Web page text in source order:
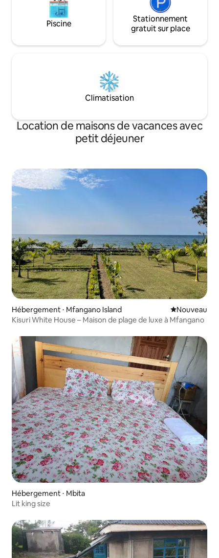
Piscine
Stationnement
gratuit sur place
Climatisation
Location de maisons de vacances avec
petit déjeuner
Hébergement ⋅ Mfangano Island Nouvel
Nouveau
Kisuri White House – Maison de plage de luxe à Mfangano
Hébergement ⋅ Mbita
Lit king size